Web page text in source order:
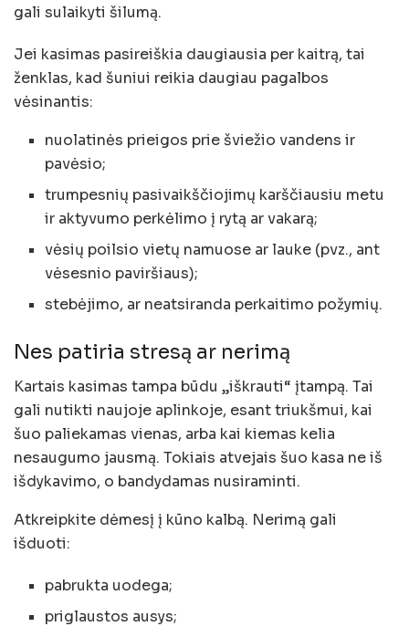
gali sulaikyti šilumą.
Jei kasimas pasireiškia daugiausia per kaitrą, tai
ženklas, kad šuniui reikia daugiau pagalbos
vėsinantis:
nuolatinės prieigos prie šviežio vandens ir
pavėsio;
trumpesnių pasivaikščiojimų karščiausiu metu
ir aktyvumo perkėlimo į rytą ar vakarą;
vėsių poilsio vietų namuose ar lauke (pvz., ant
vėsesnio paviršiaus);
stebėjimo, ar neatsiranda perkaitimo požymių.
Nes patiria stresą ar nerimą
Kartais kasimas tampa būdu „iškrauti“ įtampą. Tai
gali nutikti naujoje aplinkoje, esant triukšmui, kai
šuo paliekamas vienas, arba kai kiemas kelia
nesaugumo jausmą. Tokiais atvejais šuo kasa ne iš
išdykavimo, o bandydamas nusiraminti.
Atkreipkite dėmesį į kūno kalbą. Nerimą gali
išduoti:
pabrukta uodega;
priglaustos ausys;